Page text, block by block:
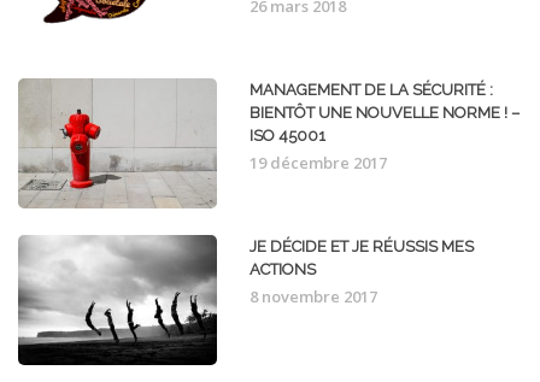
26 mars 2018
MANAGEMENT DE LA SÉCURITÉ :
BIENTÔT UNE NOUVELLE NORME ! –
ISO 45001
19 décembre 2017
JE DÉCIDE ET JE RÉUSSIS MES
ACTIONS
8 novembre 2017